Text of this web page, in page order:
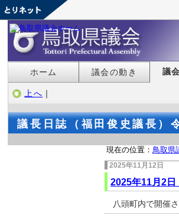
ホーム 議会の動き 議
上へ ｜
議長日誌（福田俊史議長）
現在の位置： 鳥取県
2025年11月12日
2025年11月2日
八頭町内で開催